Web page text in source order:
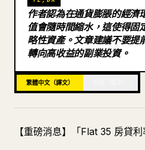
部落格
有些人可能會想，「轉賣啊...感覺有點...
作者認為在通貨膨脹的經濟
值會隨時間縮水，這使得固
略性資產。文章建議不要提
轉向高收益的副業投資。
繁體中文（譯文）
【重磅消息】「Flat 35 房貸利